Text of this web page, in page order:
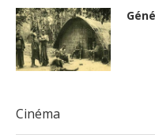
Cinéma